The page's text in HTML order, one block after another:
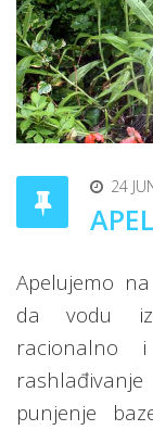
24
Apelujemo
da vodu iz
racionalno i
punjenje